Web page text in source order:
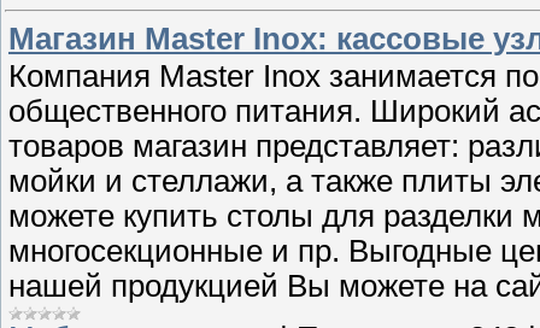
Магазин Master Inox: кассовые
Компания Master Inox занимается
общественного питания. Широкий
товаров магазин представляет:
мойки и стеллажи, а также плиты
можете купить столы для
многосекционные и пр. Выгодные
нашей продукцией Вы можете на